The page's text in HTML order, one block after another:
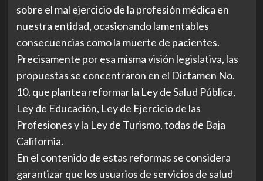
sobre el mal ejercicio de la profesión médica en
nuestra entidad, ocasionando lamentables
consecuencias como la muerte de pacientes.
Precisamente por esa misma visión legislativa, las
propuestas se concentraron en el Dictamen No.
10, que plantea reformar la Ley de Salud Pública,
Ley de Educación, Ley de Ejercicio de las
Profesiones y la Ley de Turismo, todas de Baja
California.
En el contenido de estas reformas se considera
garantizar que los usuarios de servicios de salud